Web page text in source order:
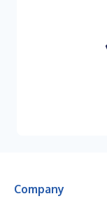
Company